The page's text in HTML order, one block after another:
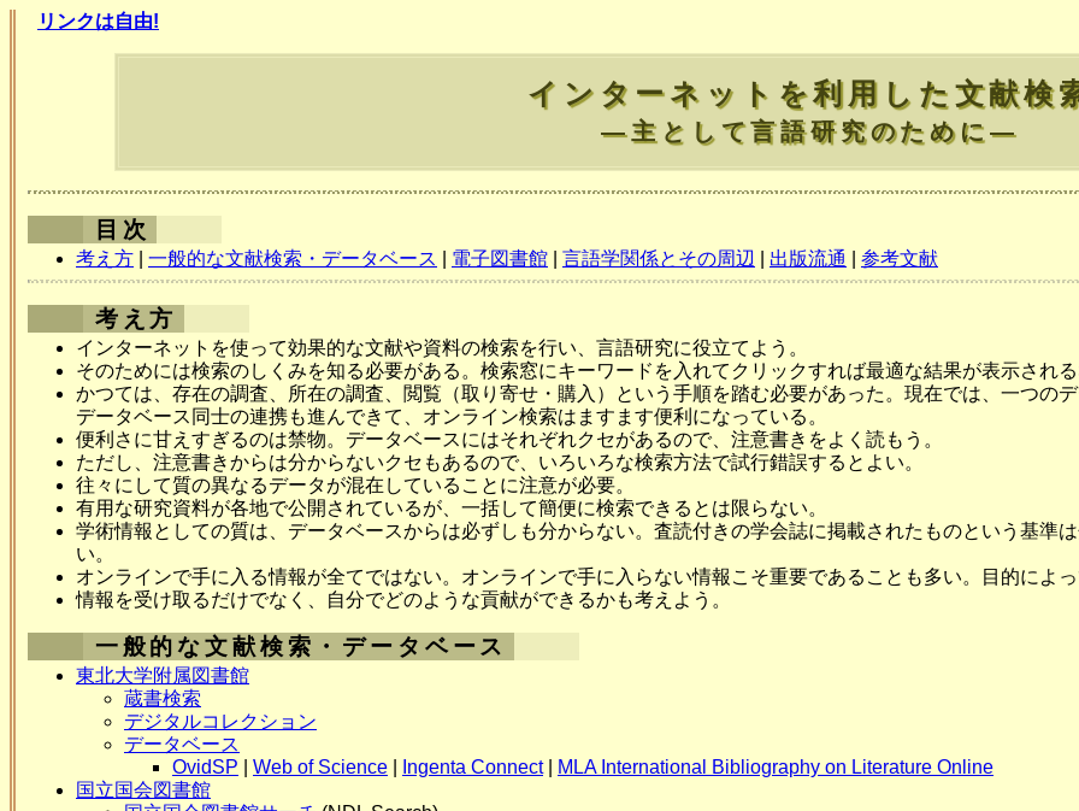
リンクは自由!
インターネットを利用した文献検
―主として言語研究のために―
目次
考え方 一般的な文献検索・データベース 電子図書館 言語学関係とその周辺 出版流通 参考文献
考え方
インターネットを使って効果的な文献や資料の検索を行い、言語研究に役立てよう。
そのためには検索のしくみを知る必要がある。検索窓にキーワードを入れてクリックすれば最適な結果が表示され
かつては、存在の調査、所在の調査、閲覧（取り寄せ・購入）という手順を踏む必要があった。現在では、一つの
データベース同士の連携も進んできて、オンライン検索はますます便利になっている。
便利さに甘えすぎるのは禁物。データベースにはそれぞれクセがあるので、注意書きをよく読もう。
ただし、注意書きからは分からないクセもあるので、いろいろな検索方法で試行錯誤するとよい。
往々にして質の異なるデータが混在していることに注意が必要。
有用な研究資料が各地で公開されているが、一括して簡便に検索できるとは限らない。
学術情報としての質は、データベースからは必ずしも分からない。査読付きの学会誌に掲載されたものという基準
い。
オンラインで手に入る情報が全てではない。オンラインで手に入らない情報こそ重要であることも多い。目的によ
情報を受け取るだけでなく、自分でどのような貢献ができるかも考えよう。
一般的な文献検索・データベース
東北大学附属図書館
蔵書検索
デジタルコレクション
データベース
OvidSP
Web of Science Ingenta Connect|
MLA International Bibliography on Literature Online
国立国会図書館